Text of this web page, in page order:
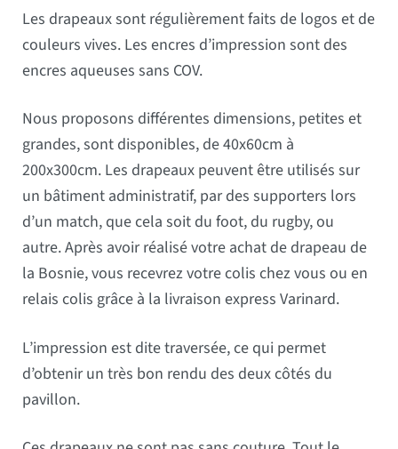
Les drapeaux sont régulièrement faits de logos et de
couleurs vives. Les encres d’impression sont des
encres aqueuses sans COV.
Nous proposons différentes dimensions, petites et
grandes, sont disponibles, de 40x60cm à
200x300cm. Les drapeaux peuvent être utilisés sur
un bâtiment administratif, par des supporters lors
d’un match, que cela soit du foot, du rugby, ou
autre. Après avoir réalisé votre achat de drapeau de
la Bosnie, vous recevrez votre colis chez vous ou en
relais colis grâce à la livraison express Varinard.
L’impression est dite traversée, ce qui permet
d’obtenir un très bon rendu des deux côtés du
pavillon.